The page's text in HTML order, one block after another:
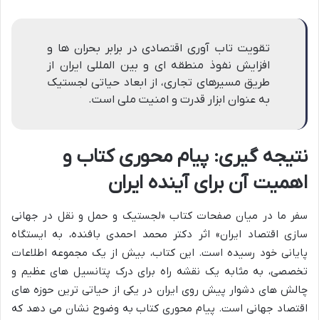
تقویت تاب آوری اقتصادی در برابر بحران ها و
افزایش نفوذ منطقه ای و بین المللی ایران از
طریق مسیرهای تجاری، از ابعاد حیاتی لجستیک
به عنوان ابزار قدرت و امنیت ملی است.
نتیجه گیری: پیام محوری کتاب و
اهمیت آن برای آینده ایران
سفر ما در میان صفحات کتاب «لجستیک و حمل و نقل در جهانی
سازی اقتصاد ایران» اثر دکتر محمد احمدی بافنده، به ایستگاه
پایانی خود رسیده است. این کتاب، بیش از یک مجموعه اطلاعات
تخصصی، به مثابه یک نقشه راه برای درک پتانسیل های عظیم و
چالش های دشوار پیش روی ایران در یکی از حیاتی ترین حوزه های
اقتصاد جهانی است. پیام محوری کتاب به وضوح نشان می دهد که